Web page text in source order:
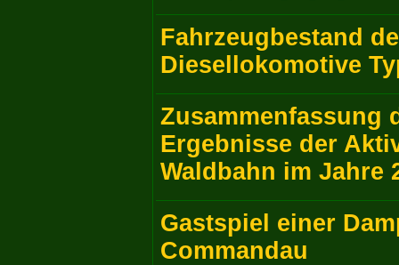
Fahrzeugbestand
Diesellokomotive
Zusammenfassung
Ergebnisse der
Waldbahn im Jahre
Gastspiel einer
Commandau